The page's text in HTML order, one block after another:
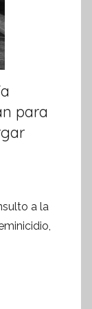
para
a la